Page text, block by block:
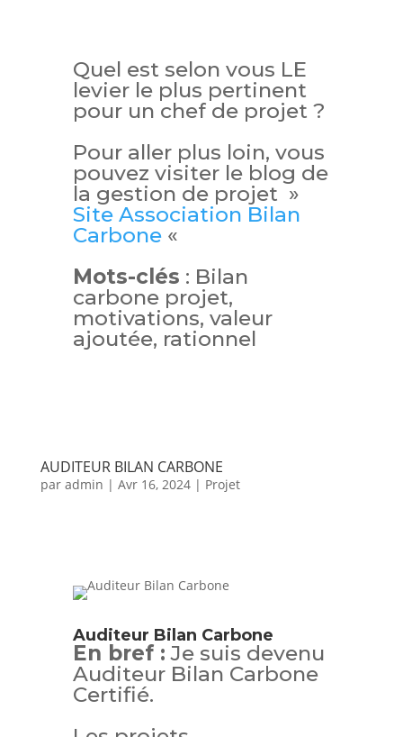
Quel est selon vous LE
levier le plus pertinent
pour un chef de projet ?
Pour aller plus loin, vous
pouvez visiter le blog de
la gestion de projet »
Site Association Bilan
Carbone«
Mots-clés : Bilan
carbone projet,
motivations, valeur
ajoutée, rationnel
AUDITEUR BILAN CARBONE
par admin | Avr 16, 2024| Projet
Auditeur Bilan Carbone
En bref : Je suis devenu
Auditeur Bilan Carbone
Certifié.